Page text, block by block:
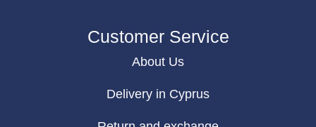
Customer Service
About Us
Delivery in Cyprus